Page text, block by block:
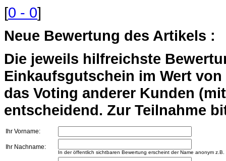
[0 - 0]
Neue Bewertung des Artikels :
Die jeweils hilfreichste
Einkaufsgutschein im Wert
das Voting anderer Kunden
entscheidend. Zur Teilnahme
Ihr Vorname:
Ihr Nachname:
In der öffentlich sichtbaren Bewertung erscheint der Name anonym